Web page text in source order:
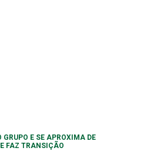
E SE APROXIMA DE
FAZ TRANSIÇÃO